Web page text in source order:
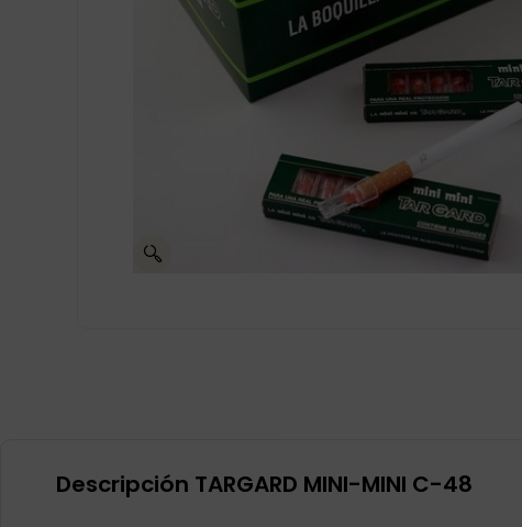
Descripción TARGARD MINI-MINI C-48